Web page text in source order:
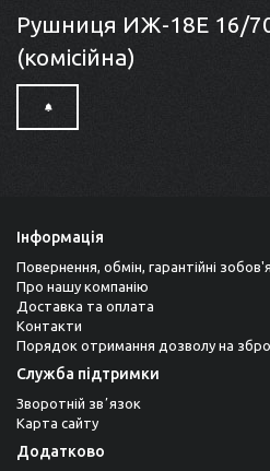
Рушниця ИЖ-18Е 16/
(комісійна)
Інформація
Повернення, обмін, гарантійні
Про нашу компанію
Доставка та оплата
Контакти
Порядок отримання дозволу на
Служба підтримки
Зворотній звʼязок
Карта сайту
Додатково